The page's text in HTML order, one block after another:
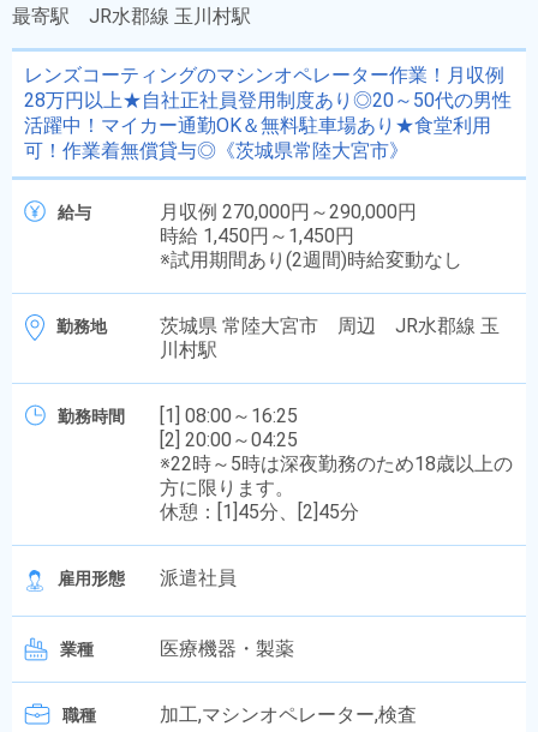
最寄駅 JR水郡線 玉川村駅
レンズコーティングのマシンオペレーター作業！月収例
28万円以上★自社正社員登用制度あり◎20～50代の男性
活躍中！マイカー通勤OK＆無料駐車場あり★食堂利用
可！作業着無償貸与◎《茨城県常陸大宮市》
給与
月収例 270,000円～290,000円
時給 1,450円～1,450円
※試用期間あり(2週間)時給変動なし
勤務地
茨城県 常陸大宮市 周辺 JR水郡線 玉
川村駅
勤務時間
[1] 08:00～16:25
[2] 20:00～04:25
※22時～5時は深夜勤務のため18歳以上の
方に限ります。
休憩：[1]45分、[2]45分
雇用形態 派遣社員
業種 医療機器・製薬
職種 加工,マシンオペレーター,検査